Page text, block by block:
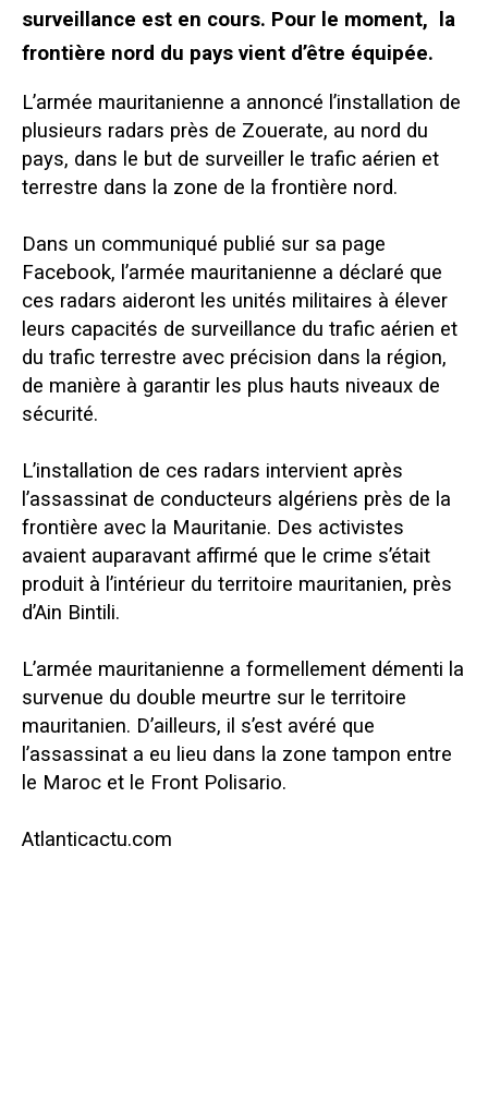
surveillance est en cours. Pour le moment, la
frontière nord du pays vient d’être équipée.
L’armée mauritanienne a annoncé l’installation de
plusieurs radars près de Zouerate, au nord du
pays, dans le but de surveiller le trafic aérien et
terrestre dans la zone de la frontière nord.
Dans un communiqué publié sur sa page
Facebook, l’armée mauritanienne a déclaré que
ces radars aideront les unités militaires à élever
leurs capacités de surveillance du trafic aérien et
du trafic terrestre avec précision dans la région,
de manière à garantir les plus hauts niveaux de
sécurité.
L’installation de ces radars intervient après
l’assassinat de conducteurs algériens près de la
frontière avec la Mauritanie. Des activistes
avaient auparavant affirmé que le crime s’était
produit à l’intérieur du territoire mauritanien, près
d’Ain Bintili.
L’armée mauritanienne a formellement démenti la
survenue du double meurtre sur le territoire
mauritanien. D’ailleurs, il s’est avéré que
l’assassinat a eu lieu dans la zone tampon entre
le Maroc et le Front Polisario.
Atlanticactu.com